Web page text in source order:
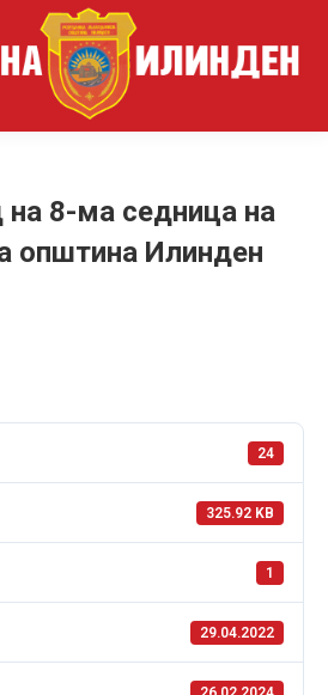
на 8-ма седница на
општина Илинден
24
325.92 KB
1
29.04.2022